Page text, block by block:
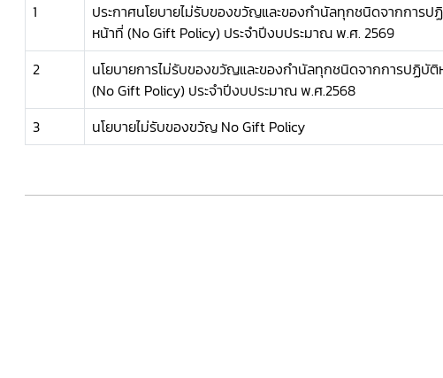
1
ประกาศนโยบายไม่รับของขวัญและของกำนัลทุกชนิดจากการป
หน้าที่ (No Gift Policy) ประจำปีงบประมาณ พ.ศ. 2569
2
นโยบายการไม่รับของขวัญและของกำนัลทุกชนิดจากการปฏิบัติ
(No Gift Policy) ประจำปีงบประมาณ พ.ศ.2568
3 นโยบายไม่รับของขวัญ No Gift Policy